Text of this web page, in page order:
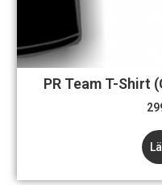
PR Team T-Shirt